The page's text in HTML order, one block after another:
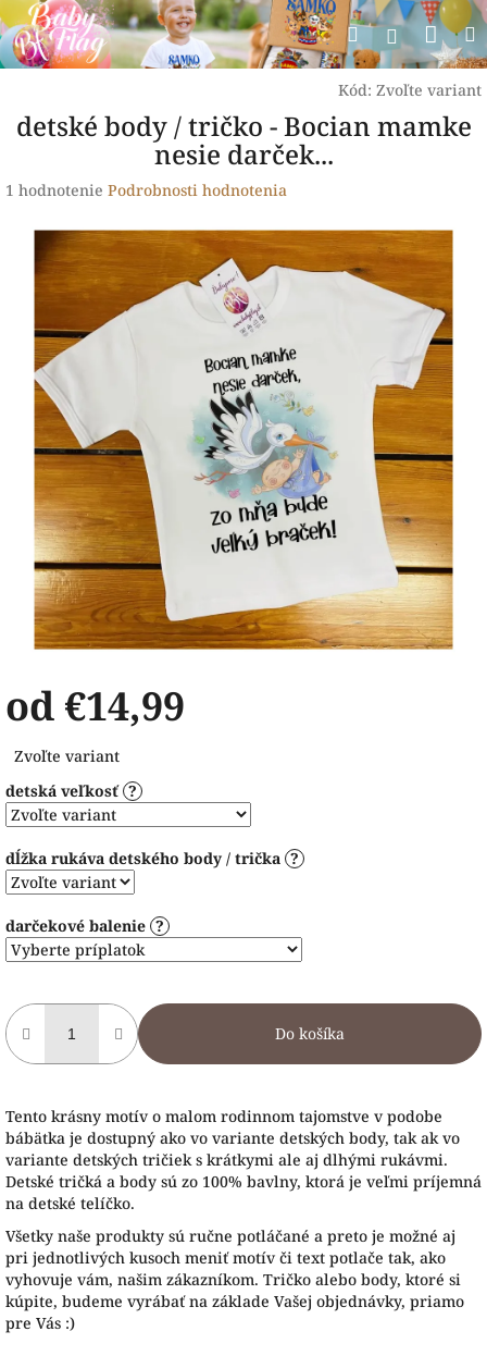
Prejsť
na
obsah
Hľadať
Kód: Zvoľte variant
detské body / tričko - Bocian mamke
nesie darček...
Priemerné
produktu
hviezdičiek.
1 hodnotenie Podrobnosti hodnotenia
od €14,99
cena:
Zvoľte variant
detská veľkosť ?
dĺžka rukáva detského body / trička ?
darčekové balenie ?
Do košíka
Tento krásny motív o malom rodinnom tajomstve v podobe
bábätka je dostupný ako vo variante detských body, tak ak vo
variante detských tričiek s krátkymi ale aj dlhými rukávmi.
Detské tričká a body sú zo 100% bavlny, ktorá je veľmi príjemná
na detské telíčko.
Všetky naše produkty sú ručne potláčané a preto je možné aj
pri jednotlivých kusoch meniť motív či text potlače tak, ako
vyhovuje vám, našim zákazníkom. Tričko alebo body, ktoré si
kúpite, budeme vyrábať na základe Vašej objednávky, priamo
pre Vás :)